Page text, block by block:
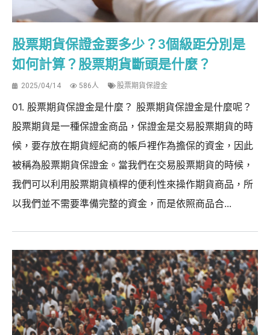
股票期貨保證金要多少？3個級距分別是
如何計算？股票期貨斷頭是什麼？
2025/04/14 586人 股票期貨保證金
01. 股票期貨保證金是什麼？ 股票期貨保證金是什麼呢？
股票期貨是一種保證金商品，保證金是交易股票期貨的時
候，要存放在期貨經紀商的帳戶裡作為擔保的資金，因此
被稱為股票期貨保證金。當我們在交易股票期貨的時候，
我們可以利用股票期貨槓桿的便利性來操作期貨商品，所
以我們並不需要準備完整的資金，而是依照商品合...